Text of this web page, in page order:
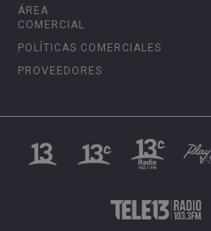
ÁREA
COMERCIAL
POLÍTICAS COMERCIALES
PROVEEDORES